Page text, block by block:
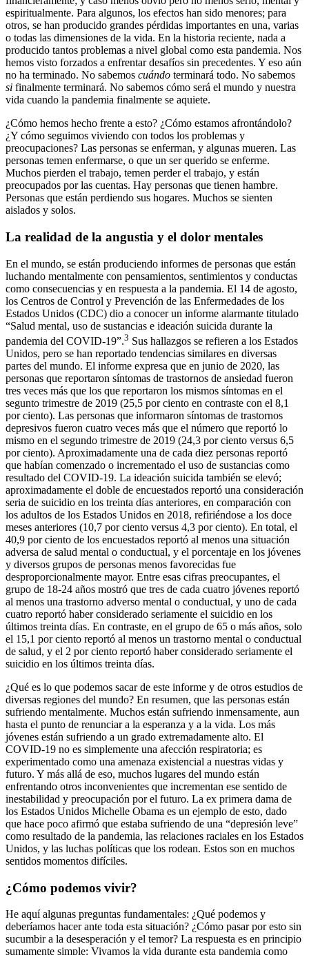
espiritualmente. Para algunos, los efectos han sido menores; para
otros, se han producido grandes pérdidas importantes en una, varias
o todas las dimensiones de la vida. En la historia reciente, nada a
producido tantos problemas a nivel global como esta pandemia. Nos
hemos visto forzados a enfrentar desafíos sin precedentes. Y eso aún
no ha terminado. No sabemos cuándo terminará todo. No sabemos
si finalmente terminará. No sabemos cómo será el mundo y nuestra
vida cuando la pandemia finalmente se aquiete.
¿Cómo hemos hecho frente a esto? ¿Cómo estamos afrontándolo?
¿Y cómo seguimos viviendo con todos los problemas y
preocupaciones? Las personas se enferman, y algunas mueren. Las
personas temen enfermarse, o que un ser querido se enferme.
Muchos pierden el trabajo, temen perder el trabajo, y están
preocupados por las cuentas. Hay personas que tienen hambre.
Personas que están perdiendo sus hogares. Muchos se sienten
aislados y solos.
La realidad de la angustia y el dolor mentales
En el mundo, se están produciendo informes de personas que están
luchando mentalmente con pensamientos, sentimientos y conductas
como consecuencias y en respuesta a la pandemia. El 14 de agosto,
los Centros de Control y Prevención de las Enfermedades de los
Estados Unidos (CDC) dio a conocer un informe alarmante titulado
“Salud mental, uso de sustancias e ideación suicida durante la
pandemia del COVID-19”.3 Sus hallazgos se refieren a los Estados
Unidos, pero se han reportado tendencias similares en diversas
partes del mundo. El informe expresa que en junio de 2020, las
personas que reportaron síntomas de trastornos de ansiedad fueron
tres veces más que los que reportaron los mismos síntomas en el
segunto trimestre de 2019 (25,5 por ciento en contraste con el 8,1
por ciento). Las personas que informaron síntomas de trastornos
depresivos fueron cuatro veces más que el número que reportó lo
mismo en el segundo trimestre de 2019 (24,3 por ciento versus 6,5
por ciento). Aproximadamente una de cada diez personas reportó
que habían comenzado o incrementado el uso de sustancias como
resultado del COVID-19. La ideación suicida también se elevó;
aproximadamente el doble de encuestados reportó una consideración
seria de suicidio en los treinta días anteriores, en comparación con
los adultos de los Estados Unidos en 2018, refiriéndose a los doce
meses anteriores (10,7 por ciento versus 4,3 por ciento). En total, el
40,9 por ciento de los encuestados reportó al menos una situación
adversa de salud mental o conductual, y el porcentaje en los jóvenes
y diversos grupos de personas menos favorecidas fue
desproporcionalmente mayor. Entre esas cifras preocupantes, el
grupo de 18-24 años mostró que tres de cada cuatro jóvenes reportó
al menos una trastorno adverso mental o conductual, y uno de cada
cuatro reportó haber considerado seriamente el suicidio en los
últimos treinta días. En contraste, en el grupo de 65 o más años, solo
el 15,1 por ciento reportó al menos un trastorno mental o conductual
de salud, y el 2 por ciento reportó haber considerado seriamente el
suicidio en los últimos treinta días.
¿Qué es lo que podemos sacar de este informe y de otros estudios de
diversas regiones del mundo? En resumen, que las personas están
sufriendo mentalmente. Muchos están sufriendo inmensamente, aun
hasta el punto de renunciar a la esperanza y a la vida. Los más
jóvenes están sufriendo a un grado extremadamente alto. El
COVID-19 no es simplemente una afección respiratoria; es
experimentado como una amenaza existencial a nuestras vidas y
futuro. Y más allá de eso, muchos lugares del mundo están
enfrentando otros inconvenientes que incrementan ese sentido de
inestabilidad y preocupación por el futuro. La ex primera dama de
los Estados Unidos Michelle Obama es un ejemplo de esto, dado
que hace poco afirmó que estaba sufriendo de una “depresión leve”
como resultado de la pandemia, las relaciones raciales en los Estados
Unidos, y las luchas políticas que los rodean. Estos son en muchos
sentidos momentos difíciles.
¿Cómo podemos vivir?
He aquí algunas preguntas fundamentales: ¿Qué podemos y
deberíamos hacer ante toda esta situación? ¿Cómo pasar por esto sin
sucumbir a la desesperación y el temor? La respuesta es en principio
sumamente simple: Vivamos la vida durante esta pandemia como